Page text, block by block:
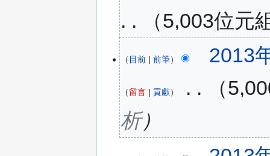
5,003位元
目前 前筆 2013
留言 貢獻
析